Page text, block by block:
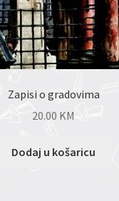
Zapisi o gradovima
20.00 KM
Dodaj u košaricu